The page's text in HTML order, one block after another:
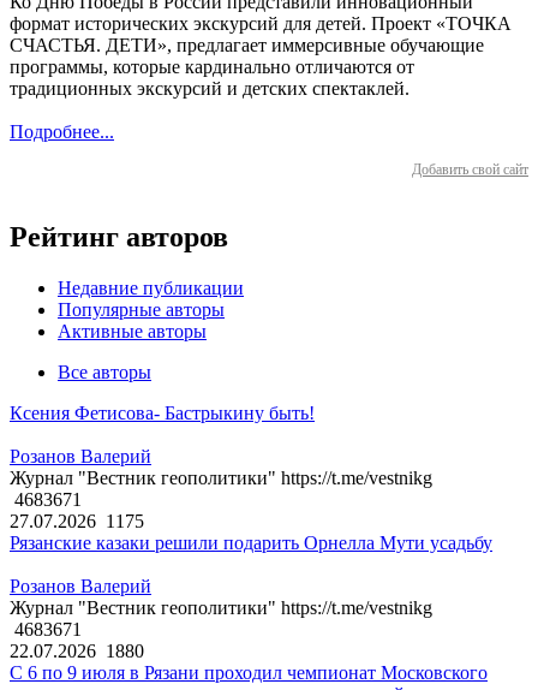
формат исторических экскурсий для детей. Проект «ТОЧКА
СЧАСТЬЯ. ДЕТИ», предлагает иммерсивные обучающие
программы, которые кардинально отличаются от
традиционных экскурсий и детских спектаклей.
Подробнее...
Добавить свой сайт
Рейтинг авторов
Недавние публикации
Популярные авторы
Активные авторы
Все авторы
Ксения Фетисова- Бастрыкину быть!
Розанов Валерий
Журнал "Вестник геополитики" https://t.me/vestnikg
4683671
27.07.2026 1175
Рязанские казаки решили подарить Орнелла Мути усадьбу
Розанов Валерий
Журнал "Вестник геополитики" https://t.me/vestnikg
4683671
22.07.2026 1880
С 6 по 9 июля в Рязани проходил чемпионат Московского